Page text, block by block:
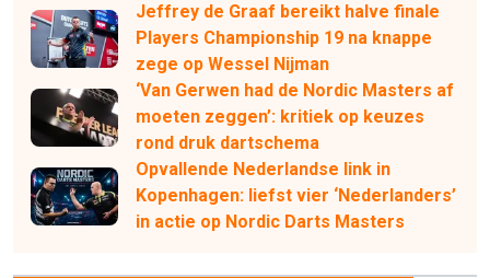
Jeffrey de Graaf bereikt halve finale
Players Championship 19 na knappe
zege op Wessel Nijman
‘Van Gerwen had de Nordic Masters af
moeten zeggen’: kritiek op keuzes
rond druk dartschema
Opvallende Nederlandse link in
Kopenhagen: liefst vier ‘Nederlanders’
in actie op Nordic Darts Masters